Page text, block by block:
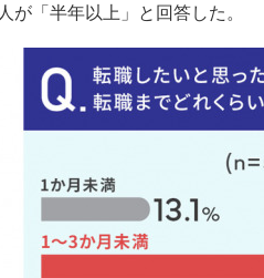
が「半年以上」と回答した。